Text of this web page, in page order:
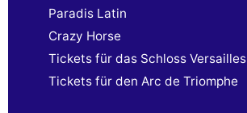
Paradis Latin
Crazy Horse
Tickets für das Schloss Versailles
Tickets für den Arc de Triomphe